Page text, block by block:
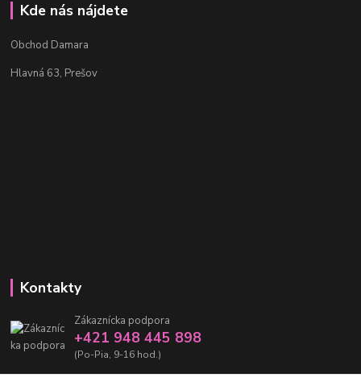
Kde nás nájdete
Obchod Damara
Hlavná 63, Prešov
Kontakty
Zákaznícka podpora
+421 948 445 898
(Po-Pia, 9-16 hod.)